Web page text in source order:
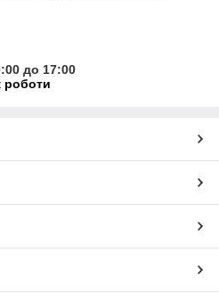
до 17:00
роботи